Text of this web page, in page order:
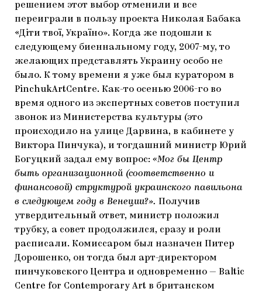
решением этот выбор отменили и все
переиграли в пользу проекта Николая Бабака
«Діти твої, Україно». Когда же подошли к
следующему биеннальному году, 2007-му, то
желающих представлять Украину особо не
было. К тому времени я уже был куратором в
PinchukArtCentre. Как-то осенью 2006-го во
время одного из экспертных советов поступил
звонок из Министерства культуры (это
происходило на улице Дарвина, в кабинете у
Виктора Пинчука), и тогдашний министр Юрий
Богуцкий задал ему вопрос: «Мог бы Центр
быть организационной (соответственно и
финансовой) структурой украинского павильона
в следующем году в Венеции?». Получив
утвердительный ответ, министр положил
трубку, а совет продолжился, сразу и роли
расписали. Комиссаром был назначен Питер
Дорошенко, он тогда был арт-директором
пинчуковского Центра и одновременно — Baltic
Centre for Contemporary Art в британском